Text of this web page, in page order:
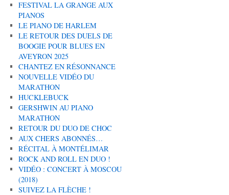
FESTIVAL LA GRANGE AUX
PIANOS
LE PIANO DE HARLEM
LE RETOUR DES DUELS DE
BOOGIE POUR BLUES EN
AVEYRON 2025
CHANTEZ EN RÉSONNANCE
NOUVELLE VIDÉO DU
MARATHON
HUCKLEBUCK
GERSHWIN AU PIANO
MARATHON
RETOUR DU DUO DE CHOC
AUX CHERS ABONNÉS…
RÉCITAL À MONTÉLIMAR
ROCK AND ROLL EN DUO !
VIDÉO : CONCERT À MOSCOU
(2018)
SUIVEZ LA FLÈCHE !